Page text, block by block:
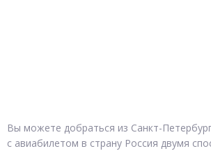
Вы можете добраться из Санкт-
с авиабилетом в страну Россия двумя